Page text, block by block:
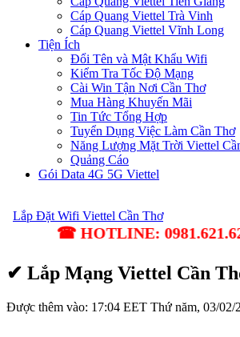
Cáp Quang Viettel Trà Vinh
Cáp Quang Viettel Vĩnh Long
Tiện Ích
Đổi Tên và Mật Khẩu Wifi
Kiểm Tra Tốc Độ Mạng
Cài Win Tận Nơi Cần Thơ
Mua Hàng Khuyến Mãi
Tin Tức Tổng Hợp
Tuyển Dụng Việc Làm Cần Thơ
Năng Lượng Mặt Trời Viettel
Quảng Cáo
Gói Data 4G 5G Viettel
Lắp Đặt Wifi Viettel Cần Thơ
☎ HOTLINE: 0981.621.621 -
✔ Lắp Mạng Viettel Cần
Được thêm vào: 17:04 EET Thứ năm, 03/02/